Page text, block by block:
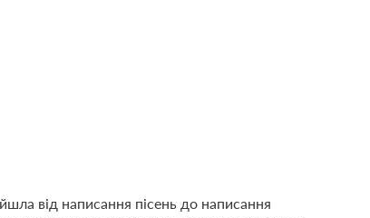
від написання пісень до написання